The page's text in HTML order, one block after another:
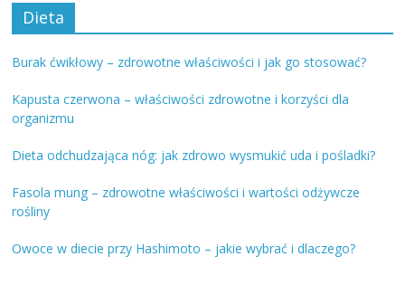
Dieta
Burak ćwikłowy – zdrowotne właściwości i jak go stosować?
Kapusta czerwona – właściwości zdrowotne i korzyści dla
organizmu
Dieta odchudzająca nóg: jak zdrowo wysmukić uda i pośladki?
Fasola mung – zdrowotne właściwości i wartości odżywcze
rośliny
Owoce w diecie przy Hashimoto – jakie wybrać i dlaczego?